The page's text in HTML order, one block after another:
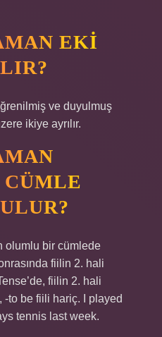
EKI
ve duyulmuş
ikiye ayrılır.
olumlu bir cümlede
fiilin 2. hali
fiilin 2. hali
to be fiili hariç. I played
tennis last week.